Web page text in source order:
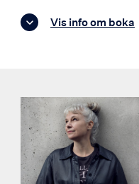
Vis info om boka